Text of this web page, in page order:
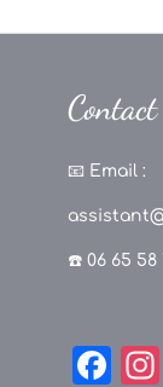
Contact
📧 Email :
☎️ 06 65 58
F